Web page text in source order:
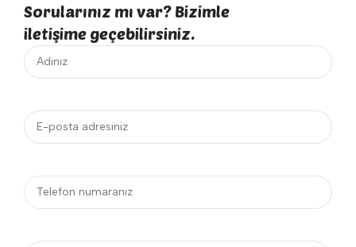
Sorularınız mı var? Bizimle
iletişime geçebilirsiniz.